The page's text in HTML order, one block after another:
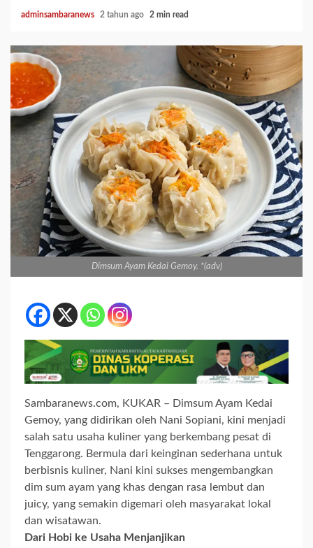
adminsambaranews 2 tahun ago 2 min read
Dimsum Ayam Kedai Gemoy. *(adv)
Sambaranews.com, KUKAR – Dimsum Ayam Kedai
Gemoy, yang didirikan oleh Nani Sopiani, kini menjadi
salah satu usaha kuliner yang berkembang pesat di
Tenggarong. Bermula dari keinginan sederhana untuk
berbisnis kuliner, Nani kini sukses mengembangkan
dim sum ayam yang khas dengan rasa lembut dan
juicy, yang semakin digemari oleh masyarakat lokal
dan wisatawan.
Dari Hobi ke Usaha Menjanjikan